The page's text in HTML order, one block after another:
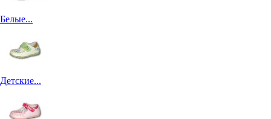
Белые...
Детские...